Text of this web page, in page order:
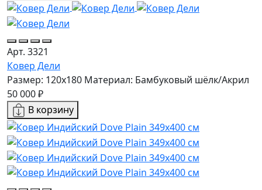
Арт. 3321
Ковер Дели
Размер: 120х180 Материал: Бамбуковый шёлк/Акрил
50 000 ₽
В корзину